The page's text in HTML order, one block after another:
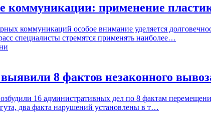
применение
коммуникаций особое внимание уделяется
специалисты стремятся применять наиболее…
8 фактов незаконного
16 административных дел по 8 фактам
два факта нарушений установлены в т…